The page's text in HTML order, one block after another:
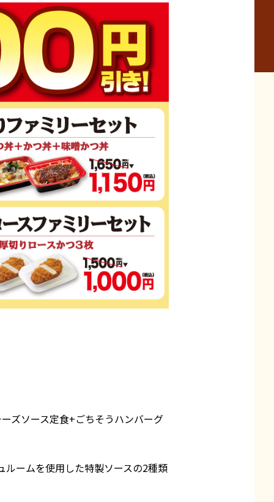
ズソース定食+ごちそうハンバーグ
ームを使用した特製ソースの2種類